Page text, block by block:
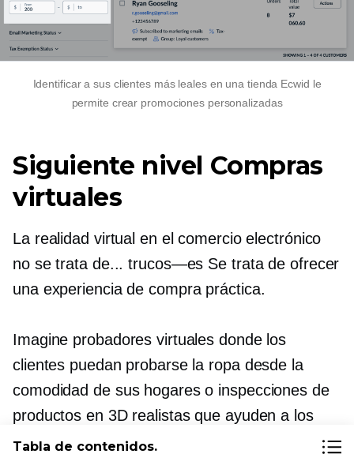
Identificar a sus clientes más leales en una tienda Ecwid le
permite crear promociones personalizadas
Siguiente nivel Compras
virtuales
La realidad virtual en el comercio electrónico
no se trata de...trucos—es Se trata de ofrecer
una experiencia de compra práctica.
Imagine probadores virtuales donde los
clientes puedan probarse la ropa desde la
comodidad de sus hogares o inspecciones de
productos en 3D realistas que ayuden a los
compradores a examinar los artículos de cerca
Tabla de contenidos.